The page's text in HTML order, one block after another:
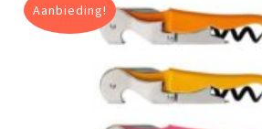
Aanbieding!